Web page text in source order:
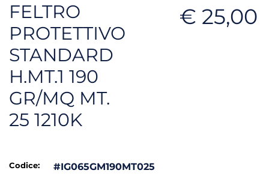
FELTRO
PROTETTIVO
STANDARD
H.MT.1 190
GR/MQ MT.
25 1210K
€ 25,00
Codice: #IG065GM190MT025